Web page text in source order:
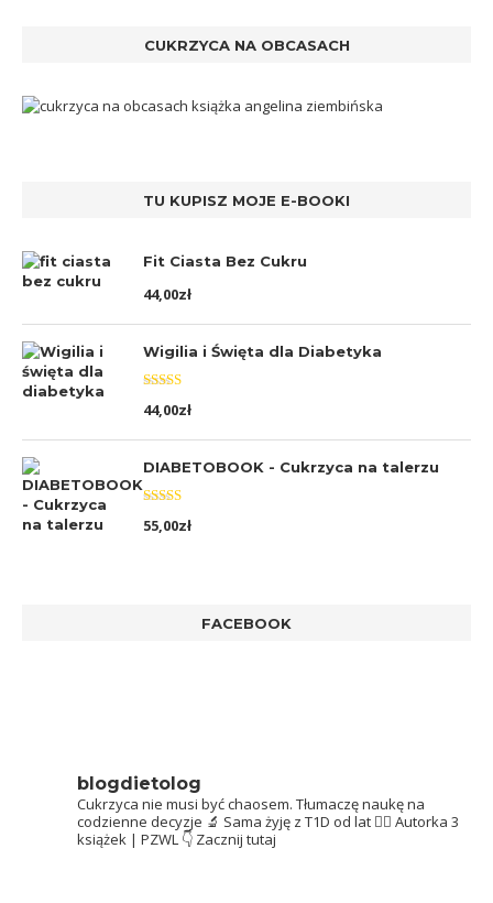
CUKRZYCA NA OBCASACH
TU KUPISZ MOJE E-BOOKI
Fit Ciasta Bez Cukru
44,00zł
Wigilia i Święta dla Diabetyka
Oceniono
5.00na 5
44,00zł
DIABETOBOOK - Cukrzyca na talerzu
Oceniono
5.00na 5
55,00zł
FACEBOOK
blogdietolog
Cukrzyca nie musi być chaosem. Tłumaczę naukę na
codzienne decyzje 🔬 Sama żyję z T1D od lat 👩‍⚕️ Autorka 3
książek | PZWL 👇 Zacznij tutaj